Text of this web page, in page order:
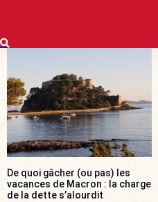
De quoi gâcher (ou pas) les
vacances de Macron : la charge
de la dette s’alourdit